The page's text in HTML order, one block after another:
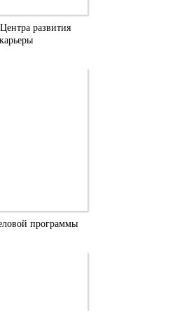
развития
карьеры
программы